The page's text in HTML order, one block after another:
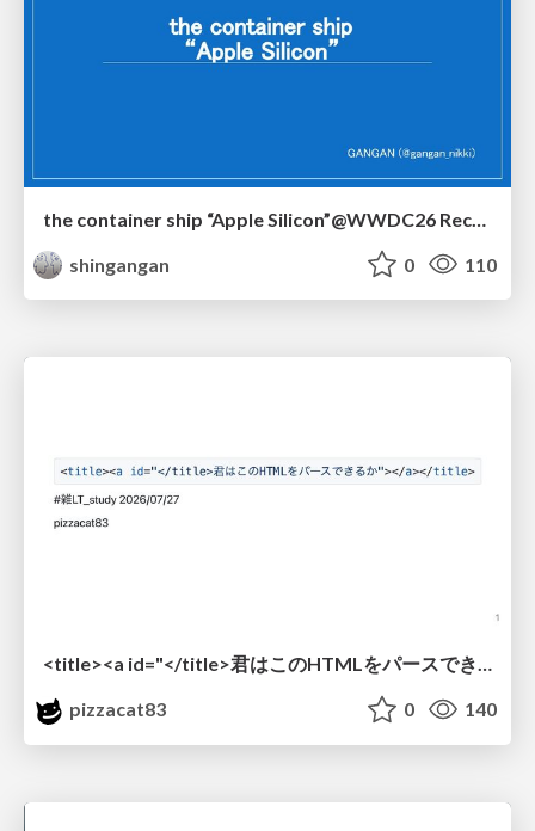
shingangan
0 110
<title><a id="</title>君はこのHTMLをパースできるか"></a></title> #雑LT_study
pizzacat83
0 140